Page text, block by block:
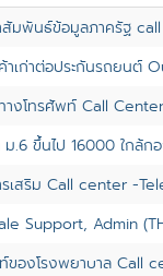
าสัมพันธ์ข้อมูลภาครัฐ
เก่าต่อประกันรถยนต์
ทางโทรศัพท์ Call
ม.6 ขึ้นไป 16000 ใกล้
เสริม Call center -
Support, Admin
ของโรงพยาบาล Call